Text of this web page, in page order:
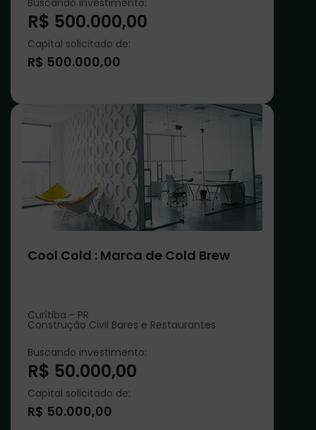
Buscando investimento:
R$ 500.000,00
Capital solicitado de:
R$ 500.000,00
Cool Cold : Marca de Cold Brew
Curitiba - PR
Construção Civil Bares e Restaurantes
Buscando investimento:
R$ 50.000,00
Capital solicitado de:
R$ 50.000,00